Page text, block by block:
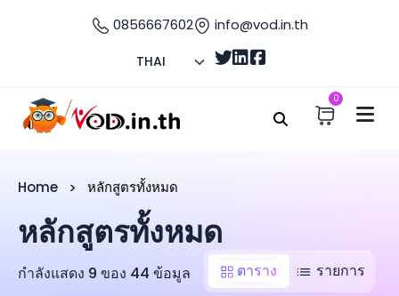
0856667602 info@vod.in.th
THAI
0
Home หลักสูตรทั้งหมด
หลักสูตรทั้งหมด
กำลังแสดง 9 ของ 44 ข้อมูล ตาราง รายการ